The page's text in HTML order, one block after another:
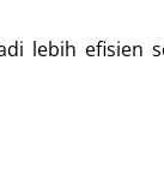
lebih